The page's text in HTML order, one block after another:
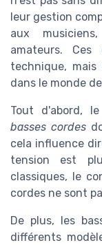
leur gestion
aux
amateurs.
technique,
dans le monde
Tout d'abord,
basses cordes
cela influence
tension est
classiques, le
cordes ne sont
De plus, les
différents